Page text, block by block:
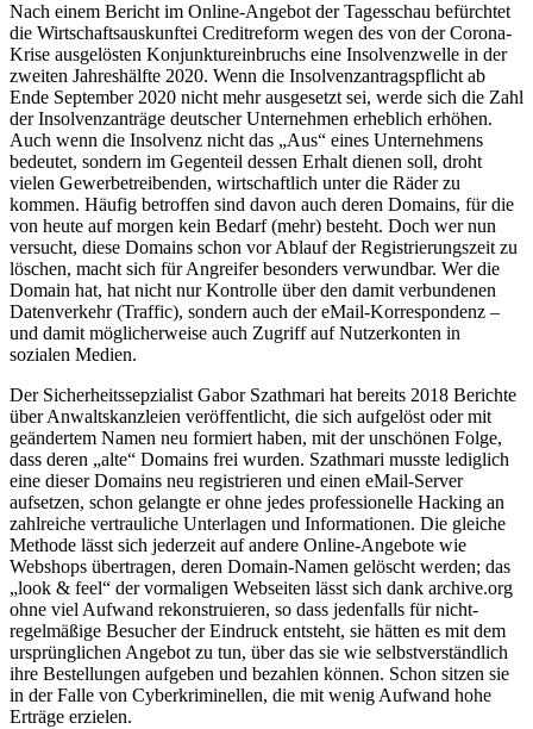
Nach einem Bericht im Online-Angebot der Tagesschau befürchtet
die Wirtschaftsauskunftei Creditreform wegen des von der Corona-
Krise ausgelösten Konjunktureinbruchs eine Insolvenzwelle in der
zweiten Jahreshälfte 2020. Wenn die Insolvenzantragspflicht ab
Ende September 2020 nicht mehr ausgesetzt sei, werde sich die Zahl
der Insolvenzanträge deutscher Unternehmen erheblich erhöhen.
Auch wenn die Insolvenz nicht das „Aus“ eines Unternehmens
bedeutet, sondern im Gegenteil dessen Erhalt dienen soll, droht
vielen Gewerbetreibenden, wirtschaftlich unter die Räder zu
kommen. Häufig betroffen sind davon auch deren Domains, für die
von heute auf morgen kein Bedarf (mehr) besteht. Doch wer nun
versucht, diese Domains schon vor Ablauf der Registrierungszeit zu
löschen, macht sich für Angreifer besonders verwundbar. Wer die
Domain hat, hat nicht nur Kontrolle über den damit verbundenen
Datenverkehr (Traffic), sondern auch der eMail-Korrespondenz –
und damit möglicherweise auch Zugriff auf Nutzerkonten in
sozialen Medien.
Der Sicherheitssepzialist Gabor Szathmari hat bereits 2018 Berichte
über Anwaltskanzleien veröffentlicht, die sich aufgelöst oder mit
geändertem Namen neu formiert haben, mit der unschönen Folge,
dass deren „alte“ Domains frei wurden. Szathmari musste lediglich
eine dieser Domains neu registrieren und einen eMail-Server
aufsetzen, schon gelangte er ohne jedes professionelle Hacking an
zahlreiche vertrauliche Unterlagen und Informationen. Die gleiche
Methode lässt sich jederzeit auf andere Online-Angebote wie
Webshops übertragen, deren Domain-Namen gelöscht werden; das
„look & feel“ der vormaligen Webseiten lässt sich dank archive.org
ohne viel Aufwand rekonstruieren, so dass jedenfalls für nicht-
regelmäßige Besucher der Eindruck entsteht, sie hätten es mit dem
ursprünglichen Angebot zu tun, über das sie wie selbstverständlich
ihre Bestellungen aufgeben und bezahlen können. Schon sitzen sie
in der Falle von Cyberkriminellen, die mit wenig Aufwand hohe
Erträge erzielen.